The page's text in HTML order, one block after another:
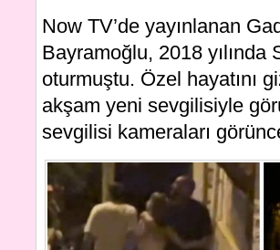
Now TV’de yayınlanan
Bayramoğlu, 2018 yılında
oturmuştu. Özel hayatını
akşam yeni sevgilisiyle
sevgilisi kameraları